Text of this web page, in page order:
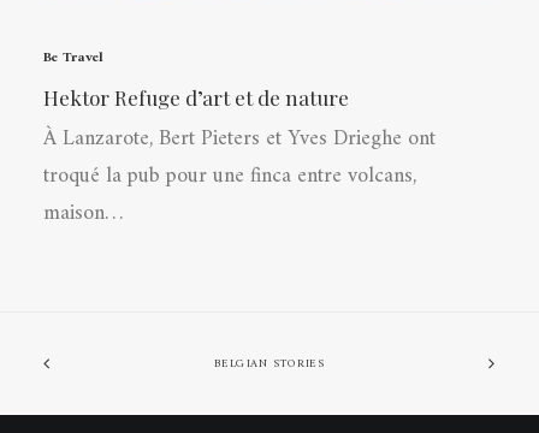
Be Travel
Hektor Refuge d’art et de nature
À Lanzarote, Bert Pieters et Yves Drieghe ont
troqué la pub pour une finca entre volcans,
maison…
BELGIAN STORIES